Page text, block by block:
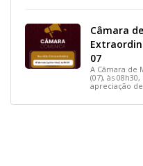
Câmara
07
A Câmara de
(07), às
apreciação